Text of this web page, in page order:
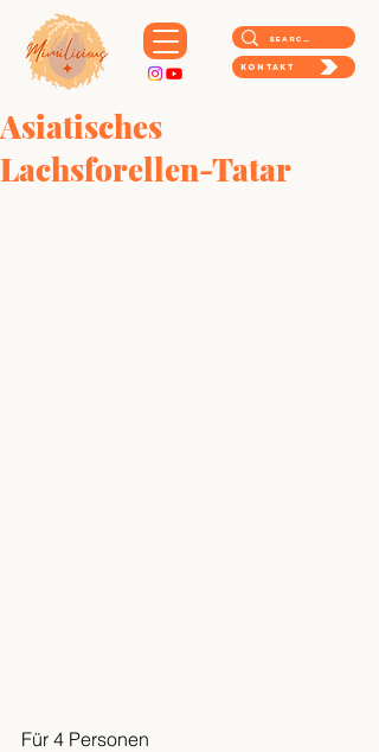
Kontakt
Asiatisches
Lachsforellen-Tatar
Für 4 Personen